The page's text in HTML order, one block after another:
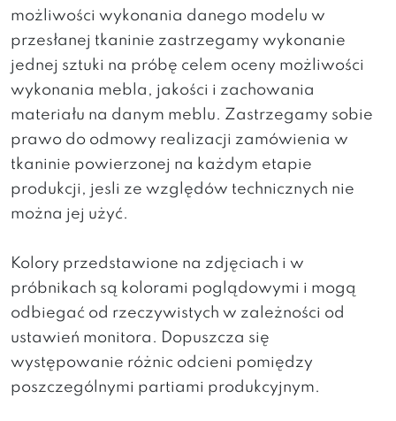
możliwości wykonania danego modelu w
przesłanej tkaninie zastrzegamy wykonanie
jednej sztuki na próbę celem oceny możliwości
wykonania mebla, jakości i zachowania
materiału na danym meblu. Zastrzegamy sobie
prawo do odmowy realizacji zamówienia w
tkaninie powierzonej na każdym etapie
produkcji, jesli ze względów technicznych nie
można jej użyć.
Kolory przedstawione na zdjęciach i w
próbnikach są kolorami poglądowymi i mogą
odbiegać od rzeczywistych w zależności od
ustawień monitora. Dopuszcza się
występowanie różnic odcieni pomiędzy
poszczególnymi partiami produkcyjnym.